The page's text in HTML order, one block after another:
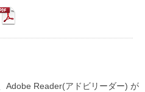
Adobe Reader(アドビリーダー) が